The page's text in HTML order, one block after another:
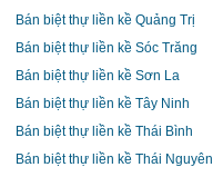
Bán biệt thự liền kề Quảng Trị
Bán biệt thự liền kề Sóc Trăng
Bán biệt thự liền kề Sơn La
Bán biệt thự liền kề Tây Ninh
Bán biệt thự liền kề Thái Bình
Bán biệt thự liền kề Thái Nguyên